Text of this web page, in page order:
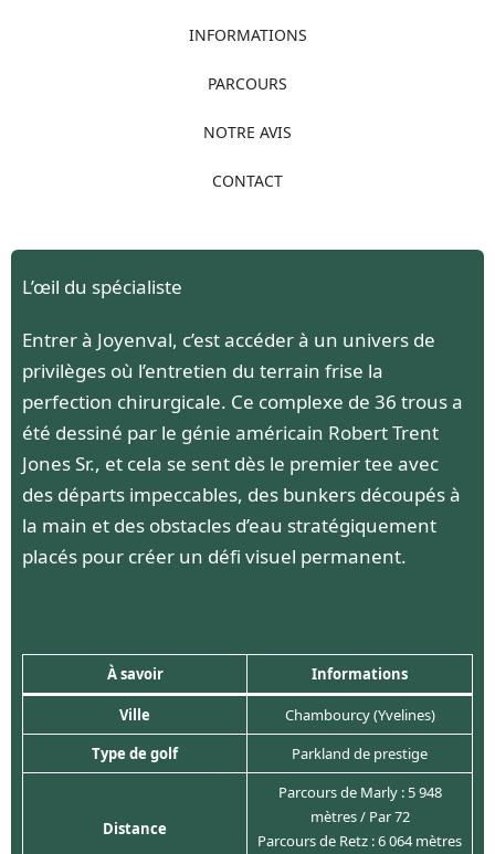
INFORMATIONS
PARCOURS
NOTRE AVIS
CONTACT
L’œil du spécialiste
Entrer à Joyenval, c’est accéder à un univers de
privilèges où l’entretien du terrain frise la
perfection chirurgicale. Ce complexe de 36 trous a
été dessiné par le génie américain Robert Trent
Jones Sr., et cela se sent dès le premier tee avec
des départs impeccables, des bunkers découpés à
la main et des obstacles d’eau stratégiquement
placés pour créer un défi visuel permanent.
À savoir Informations
Ville
Chambourcy (Yvelines)
Type de golf
Parkland de prestige
Distance
Parcours de Marly : 5 948
mètres / Par 72
Parcours de Retz : 6 064 mètres